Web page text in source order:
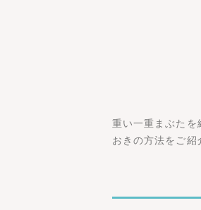
重い一重まぶたを
おきの方法をご紹